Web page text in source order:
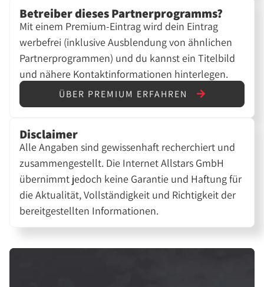
Betreiber dieses Partnerprogramms?
Mit einem Premium-Eintrag wird dein Eintrag
werbefrei (inklusive Ausblendung von ähnlichen
Partnerprogrammen) und du kannst ein Titelbild
und nähere Kontaktinformationen hinterlegen.
ÜBER PREMIUM ERFAHREN
Disclaimer
Alle Angaben sind gewissenhaft recherchiert und
zusammengestellt. Die Internet Allstars GmbH
übernimmt jedoch keine Garantie und Haftung für
die Aktualität, Vollständigkeit und Richtigkeit der
bereitgestellten Informationen.